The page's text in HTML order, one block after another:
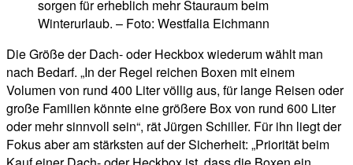
sorgen für erheblich mehr Stauraum beim
Winterurlaub. – Foto: Westfalia Eichmann
Die Größe der Dach- oder Heckbox wiederum wählt man
nach Bedarf. „In der Regel reichen Boxen mit einem
Volumen von rund 400 Liter völlig aus, für lange Reisen oder
große Familien könnte eine größere Box von rund 600 Liter
oder mehr sinnvoll sein“, rät Jürgen Schiller. Für ihn liegt der
Fokus aber am stärksten auf der Sicherheit: „Priorität beim